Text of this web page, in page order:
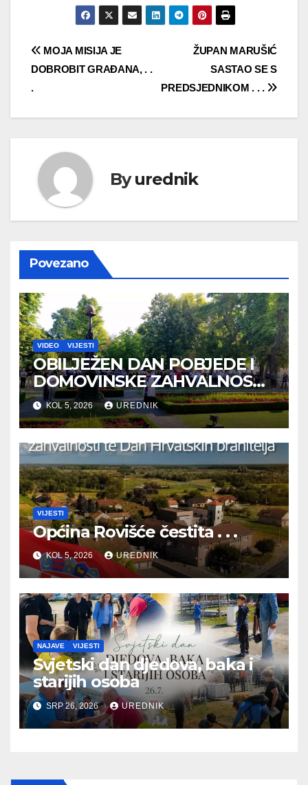
Navigacija
objava
ŽUPAN MARUŠIĆ
SASTAO SE S
PREDSJEDNIKOM . . .
MOJA MISIJA JE
DOBROBIT GRAĐANA, . .
.
Byurednik
Povezano
VIDEO VIJESTI
OBILJEŽEN DAN POBJEDE I
DOMOVINSKE ZAHVALNOSTI
TE DAN HRVATSKIH
BRANITELJA
KOL 5, 2026 UREDNIK
VIJESTI
Općina Rovišće čestita . . .
KOL 5, 2026 UREDNIK
NAJAVE VIJESTI
Svjetski dan djedova, baka i
starijih osoba
SRP 26, 2026 UREDNIK